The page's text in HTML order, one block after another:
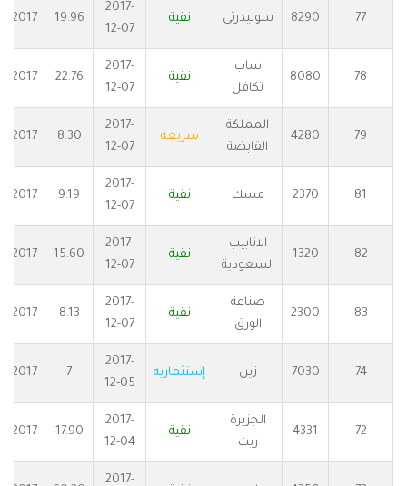
77
8290 سوليدرتي نقية
2017-
12-07
19.96
2017
78
8080
ساب
تكافل
نقية
2017-
12-07
22.76
2017
79
4280
المملكة
القابضة
سريعه
2017-
12-07
8.30
2017
81
2370 مسك نقية
2017-
12-07
9.19
2017
82
1320
الانابيب
السعودية
نقية
2017-
12-07
15.60
2017
83
2300
صناعة
الورق
نقية
2017-
12-07
8.13
2017
74
7030 زين إستثماريه
2017-
12-05
7
2017
72
4331
الجزيرة
ريت
نقية
2017-
12-04
17.90
2017
2017-